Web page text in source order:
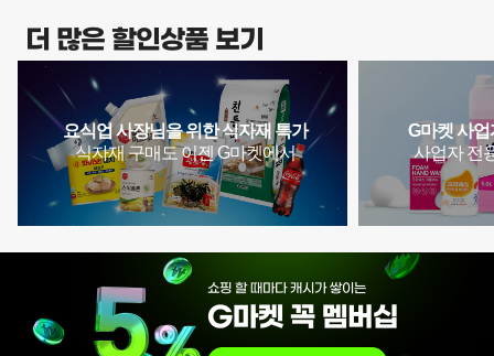
더 많은 할인상품 보기
요식업 사장님을 위한 식자재 특가
식자재 구매도 이젠 G마켓에서
G마켓 사
사업자 전